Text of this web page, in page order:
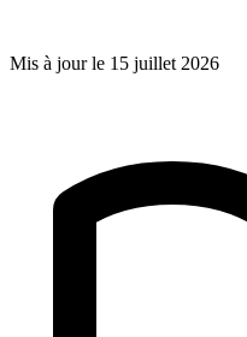
Mis à jour le 15 juillet 2026